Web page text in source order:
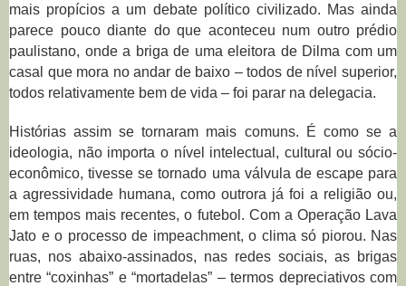
mais propícios a um debate político civilizado. Mas ainda
parece pouco diante do que aconteceu num outro prédio
paulistano, onde a briga de uma eleitora de Dilma com um
casal que mora no andar de baixo – todos de nível superior,
todos relativamente bem de vida – foi parar na delegacia.
Histórias assim se tornaram mais comuns. É como se a
ideologia, não importa o nível intelectual, cultural ou sócio-
econômico, tivesse se tornado uma válvula de escape para
a agressividade humana, como outrora já foi a religião ou,
em tempos mais recentes, o futebol. Com a Operação Lava
Jato e o processo de impeachment, o clima só piorou. Nas
ruas, nos abaixo-assinados, nas redes sociais, as brigas
entre “coxinhas” e “mortadelas” – termos depreciativos com